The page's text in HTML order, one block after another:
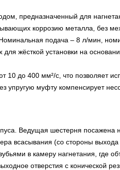
предназначенный для
коррозию металла, без
подача – 8 л/мин,
жёсткой установки на
до 400 мм²/с, что позволяет
упругую муфту компенсирует
Ведущая шестерня посажена
всасывания (со стороны выхода
в камеру нагнетания, где
отверстия с конической